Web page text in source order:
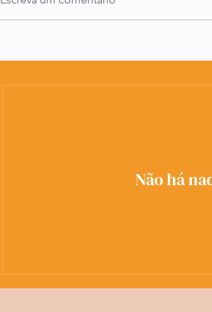
Mapa Natal) e para que serve?
Não há